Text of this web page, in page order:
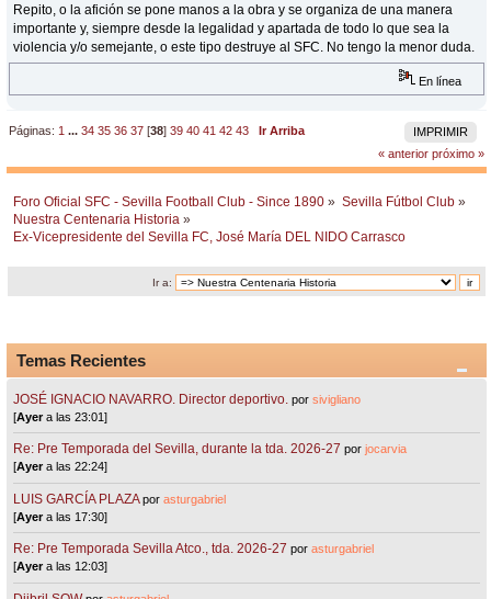
Repito, o la afición se pone manos a la obra y se organiza de una manera
importante y, siempre desde la legalidad y apartada de todo lo que sea la
violencia y/o semejante, o este tipo destruye al SFC. No tengo la menor duda.
En línea
IMPRIMIR
Páginas: 1 ...34 35 36 37 [38]39 40 41 42 43
Ir Arriba
« anterior próximo »
Foro Oficial SFC - Sevilla Football Club - Since 1890 » Sevilla Fútbol Club »
Nuestra Centenaria Historia »
Ex-Vicepresidente del Sevilla FC, José María DEL NIDO Carrasco
Ir a:
Temas Recientes
JOSÉ IGNACIO NAVARRO. Director deportivo. porsivigliano
[Ayera las 23:01]
Re: Pre Temporada del Sevilla, durante la tda. 2026-27 porjocarvia
[Ayera las 22:24]
LUIS GARCÍA PLAZA porasturgabriel
[Ayera las 17:30]
Re: Pre Temporada Sevilla Atco., tda. 2026-27 porasturgabriel
[Ayera las 12:03]